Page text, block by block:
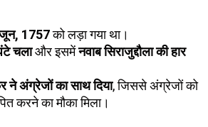
जून, 1757को लड़ा गया था।
चलाऔर इसमेंनवाब सिराजुद्दौला की हार
ने अंग्रेजों का साथ दिया, जिससे अंग्रेजों को
करने का मौका मिला।